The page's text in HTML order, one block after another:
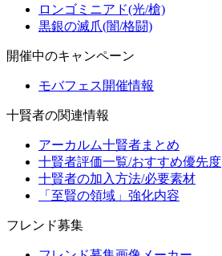
ロンゴミニアド(光/槍)
黒銀の滅爪(闇/格闘)
開催中のキャンペーン
モバフェス開催情報
十賢者の関連情報
アーカルム十賢者まとめ
十賢者評価一覧/おすすめ優先度
十賢者の加入方法/必要素材
「至賢の領域」強化内容
フレンド募集